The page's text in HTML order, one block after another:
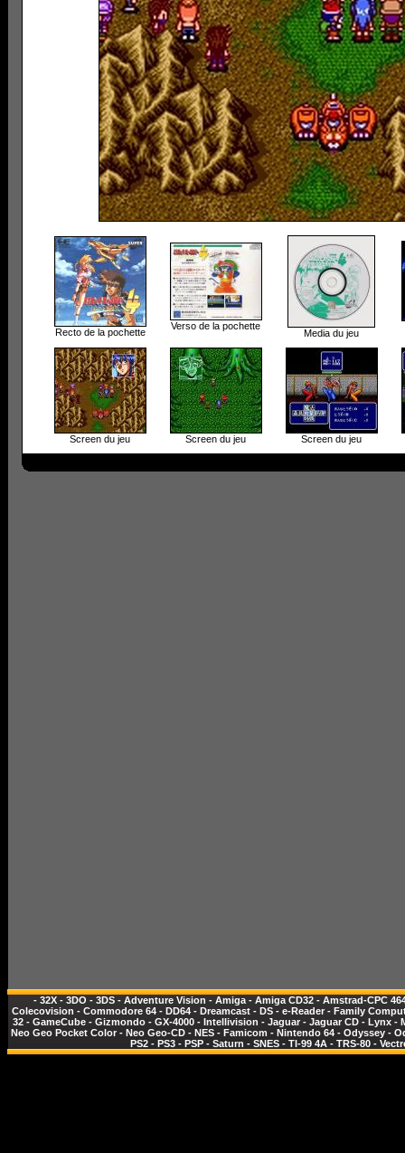
Recto de la pochette
Verso de la pochette
Media du jeu
Screen du jeu Screen du jeu Screen du jeu
- 32X - 3DO - 3DS - Adventure Vision - Amiga - Amiga CD32 - Amstrad-CPC
Colecovision - Commodore 64- DD64- Dreamcast- DS- e-Reader- Family
32 - GameCube - Gizmondo - GX-4000 - Intellivision - Jaguar - Jaguar CD - Lynx -
Neo Geo Pocket Color - Neo Geo-CD - NES - Famicom - Nintendo 64 - Odyssey -
PS2 - PS3 - PSP - Saturn - SNES - TI-99 4A - TRS-80 -